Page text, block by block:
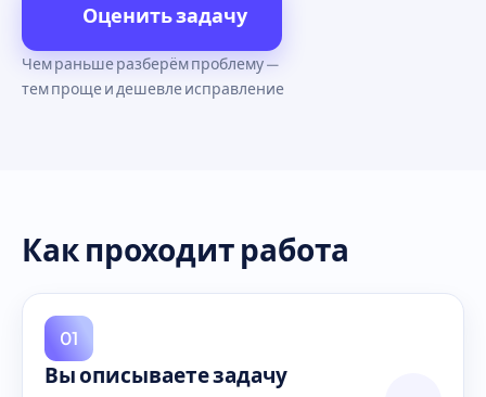
Оценить задачу
Чем раньше разберём проблему —
тем проще и дешевле исправление
Как проходит работа
01
Вы описываете задачу